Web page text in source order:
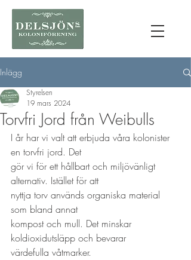
Inlägg
Torvfri Jord från Weibulls
Styrelsen
19 mars 2024
I år har vi valt att erbjuda våra kolonister
en torvfri jord. Det
gör vi för ett hållbart och miljövänligt
alternativ. Istället för att
nyttja torv används organiska material
som bland annat
kompost och mull. Det minskar
koldioxidutsläpp och bevarar
värdefulla våtmarker.